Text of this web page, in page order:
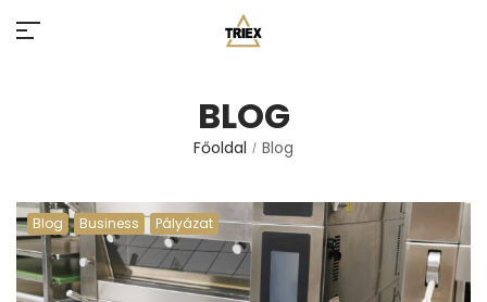
BLOG
Főoldal / Blog
Blog Business Pályázat